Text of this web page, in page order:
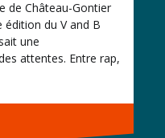
de Château-Gontier
édition du V and B
une
attentes. Entre rap,